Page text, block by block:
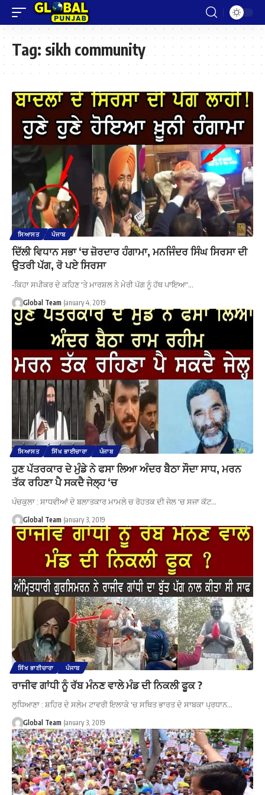
Tag: sikh community
ਸਿਆਸਤ ਪੰਜਾਬ
ਦਿੱਲੀ ਵਿਧਾਨ ਸਭਾ ‘ਚ ਜ਼ੋਰਦਾਰ ਹੰਗਾਮਾ, ਮਨਜਿੰਦਰ ਸਿੰਘ ਸਿਰਸਾ ਦੀ
ਉਤਰੀ ਪੱਗ, ਰੋ ਪਏ ਸਿਰਸਾ
-ਕਿਹਾ ਸਪੀਕਰ ਦੇ ਕਹਿਣ 'ਤੇ ਮਾਰਸ਼ਲ ਨੇ ਮੇਰੀ ਪੱਗ ਨੂੰ ਹੱਥ ਪਾਇਆ'…
Global Team January 4, 2019
ਸਿਆਸਤ ਸਿੱਖ ਭਾਈਚਾਰਾ ਪੰਜਾਬ
ਹੁਣ ਪੱਤਰਕਾਰ ਦੇ ਮੁੰਡੇ ਨੇ ਫਸਾ ਲਿਆ ਅੰਦਰ ਬੈਠਾ ਸੌਦਾ ਸਾਧ, ਮਰਨ
ਤੱਕ ਰਹਿਣਾ ਪੈ ਸਕਦੈ ਜੇਲ੍ਹ ‘ਚ
ਪੰਚਕੁਲਾ : ਸਾਧਵੀਆਂ ਦੇ ਬਲਾਤਕਾਰ ਮਾਮਲੇ ਚ ਰੋਹਤਕ ਦੀ ਜੇਲ 'ਚ ਸਜਾ ਕੱਟ…
Global Team January 3, 2019
ਸਿੱਖ ਭਾਈਚਾਰਾ ਪੰਜਾਬ
ਰਾਜੀਵ ਗਾਂਧੀ ਨੂੰ ਰੱਬ ਮੰਨਣ ਵਾਲੇ ਮੰਡ ਦੀ ਨਿਕਲੀ ਫੂਕ ?
ਲੁਧਿਆਣਾ : ਸ਼ਹਿਰ ਦੇ ਸਲੇਮ ਟਾਵਰੀ ਇਲਾਕੇ 'ਚ ਸਥਿਤ ਭਾਰਤ ਦੇ ਸਾਬਕਾ ਪ੍ਰਧਾਨ…
Global Team January 3, 2019